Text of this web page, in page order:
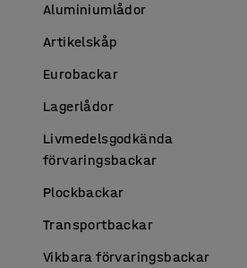
Aluminiumlådor
Artikelskåp
Eurobackar
Lagerlådor
Livmedelsgodkända
förvaringsbackar
Plockbackar
Transportbackar
Vikbara förvaringsbackar